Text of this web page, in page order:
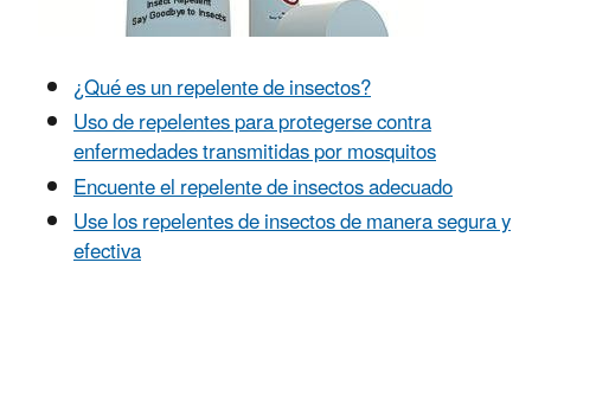
¿Qué es un repelente de insectos?
Uso de repelentes para protegerse contra
enfermedades transmitidas por mosquitos
Encuente el repelente de insectos adecuado
Use los repelentes de insectos de manera segura y
efectiva